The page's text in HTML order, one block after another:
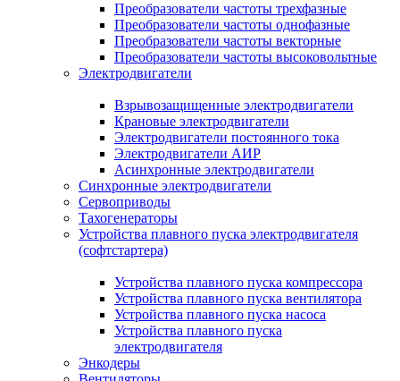
Преобразователи частоты трехфазные
Преобразователи частоты однофазные
Преобразователи частоты векторные
Преобразователи частоты высоковольтные
Электродвигатели
Взрывозащищенные электродвигатели
Крановые электродвигатели
Электродвигатели постоянного тока
Электродвигатели АИР
Асинхронные электродвигатели
Синхронные электродвигатели
Сервоприводы
Тахогенераторы
Устройства плавного пуска электродвигателя
(софтстартера)
Устройства плавного пуска компрессора
Устройства плавного пуска вентилятора
Устройства плавного пуска насоса
Устройства плавного пуска
электродвигателя
Энкодеры